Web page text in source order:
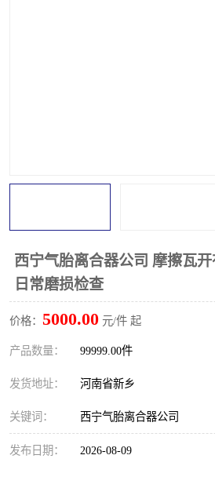
西宁气胎离合器公司 摩擦瓦
日常磨损检查
价格： 5000.00 元/件 起
产品数量： 99999.00件
发货地址： 河南省新乡
关键词： 西宁气胎离合器公司
发布日期： 2026-08-09